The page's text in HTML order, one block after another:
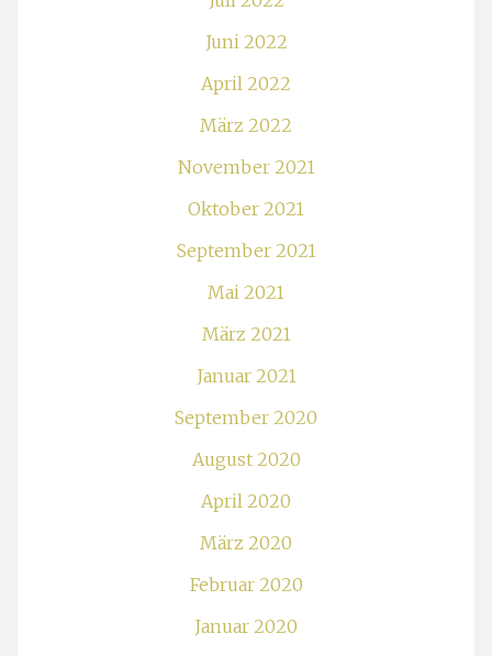
Juni 2022
April 2022
März 2022
November 2021
Oktober 2021
September 2021
Mai 2021
März 2021
Januar 2021
September 2020
August 2020
April 2020
März 2020
Februar 2020
Januar 2020